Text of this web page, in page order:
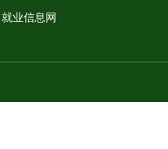
就业信息网